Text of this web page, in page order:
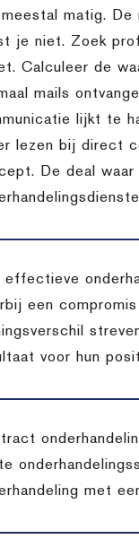
matig. De
je niet. Zoek
Calculeer de
mails
lijkt te
lezen bij direct
De deal
effectieve
een
voor hun
met